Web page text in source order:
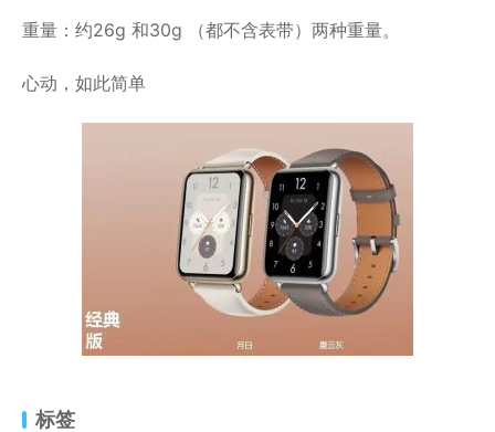
重量：约26g 和30g （都不含表带）两种重量。
心动，如此简单
标签